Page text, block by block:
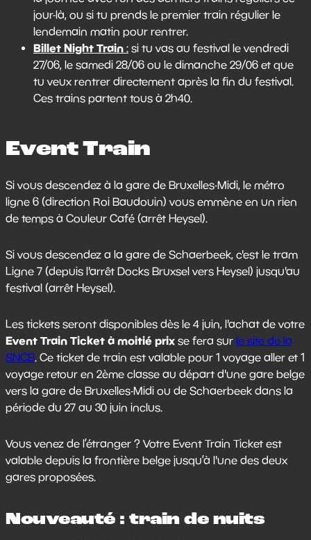
jour-là, ou si tu prends le premier train régulier le
lendemain matin pour rentrer.
Billet Night Train : si tu vas au festival le vendredi
27/06, le samedi 28/06 ou le dimanche 29/06 et que
tu veux rentrer directement après la fin du festival.
Ces trains partent tous à 2h40.
Event Train
Si vous descendez à la gare de Bruxelles-Midi, le métro
ligne 6 (direction Roi Baudouin) vous emmène en un rien
de temps à Couleur Café (arrêt Heysel).
Si vous descendez a la gare de Schaerbeek, c'est le tram
Ligne 7 (depuis l'arrêt Docks Bruxsel vers Heysel) jusqu'au
festival (arrêt Heysel).
Les tickets seront disponibles dès le 4 juin, l'achat de votre
Event Train Ticket à moitié prix se fera sur le site de la
SNCB. Ce ticket de train est valable pour 1 voyage aller et 1
voyage retour en 2ème classe au départ d'une gare belge
vers la gare de Bruxelles-Midi ou de Schaerbeek dans la
période du 27 au 30 juin inclus.
Vous venez de l’étranger ? Votre Event Train Ticket est
valable depuis la frontière belge jusqu’à l'une des deux
gares proposées.
Nouveauté : train de nuits